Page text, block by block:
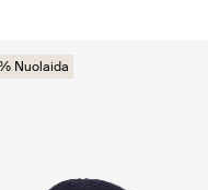
Nuolaida